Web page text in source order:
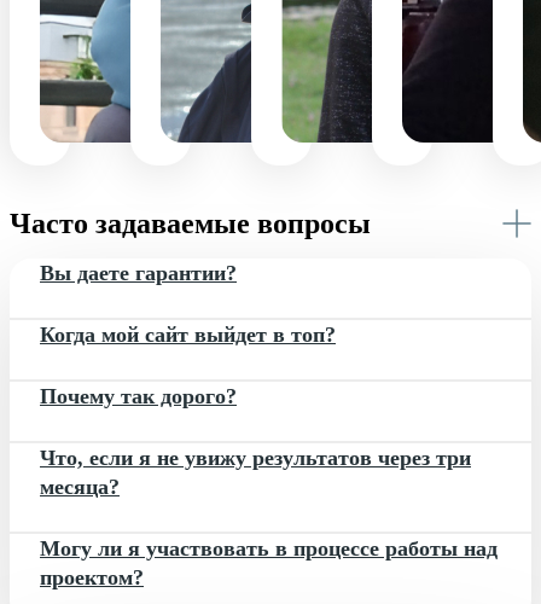
сайте
ПРОГРАММИСТ
ПРОЕКТНЫЙ
МЕНЕДЖЕР
СЕО-
правки
ПРОГРАММИСТ
Часто задаваемые вопросы
Вы даете гарантии?
Когда мой сайт выйдет в топ?
Почему так дорого?
Что, если я не увижу результатов через три
месяца?
Могу ли я участвовать в процессе работы над
проектом?